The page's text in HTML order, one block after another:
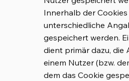
Innerhalb der
unterschiedliche
gespeichert werden.
dient primär dazu, die
einem Nutzer (bzw.
dem das Cookie